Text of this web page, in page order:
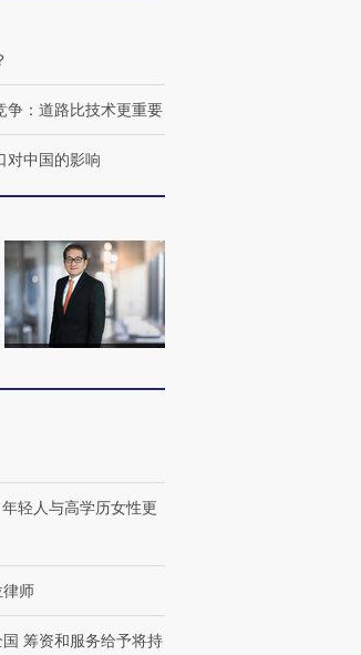
争：道路比技术更重要
对中国的影响
轻人与高学历女性更
师
筹资和服务给予将持